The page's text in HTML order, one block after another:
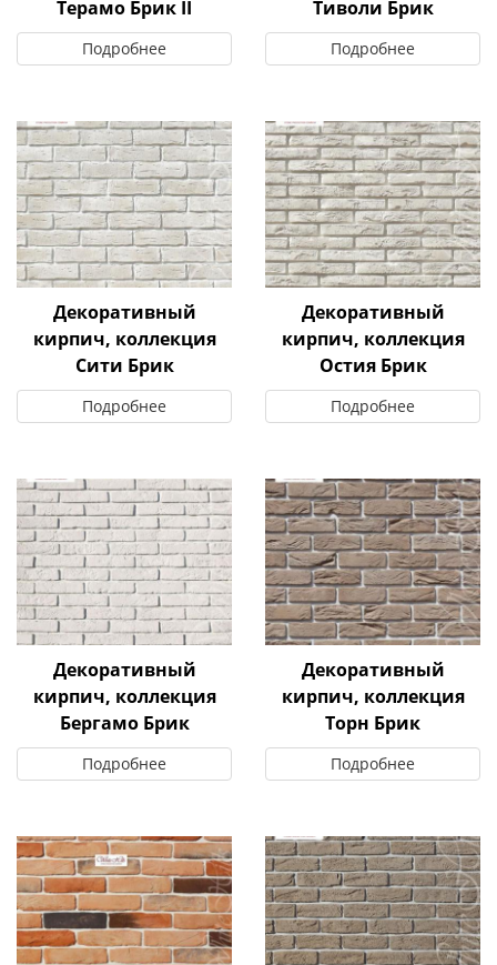
Терамо Брик II
Подробнее
Тиволи Брик
Подробнее
Декоративный
кирпич, коллекция
Сити Брик
Подробнее
Декоративный
кирпич, коллекция
Остия Брик
Подробнее
Декоративный
кирпич, коллекция
Бергамо Брик
Подробнее
Декоративный
кирпич, коллекция
Торн Брик
Подробнее